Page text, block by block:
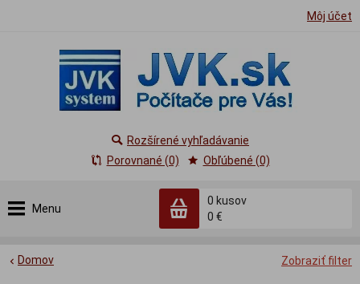
Môj účet
Menu
0 kusov
0 €
Rozšírené vyhľadávanie
Porovnané (0)
Obľúbené (0)
Zobraziť filter
Domov